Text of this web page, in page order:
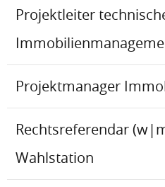
Projektleiter
Projektmanager
Rechtsreferendar
Wahlstation